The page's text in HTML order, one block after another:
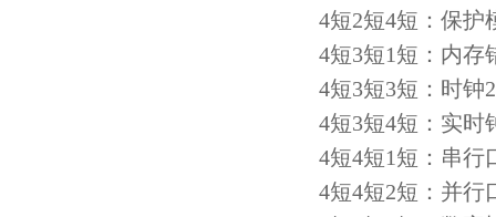
4短2短4短：保护
4短3短1短：内存
4短3短3短：时钟
4短3短4短：实时
4短4短1短：串行
4短4短2短：并行